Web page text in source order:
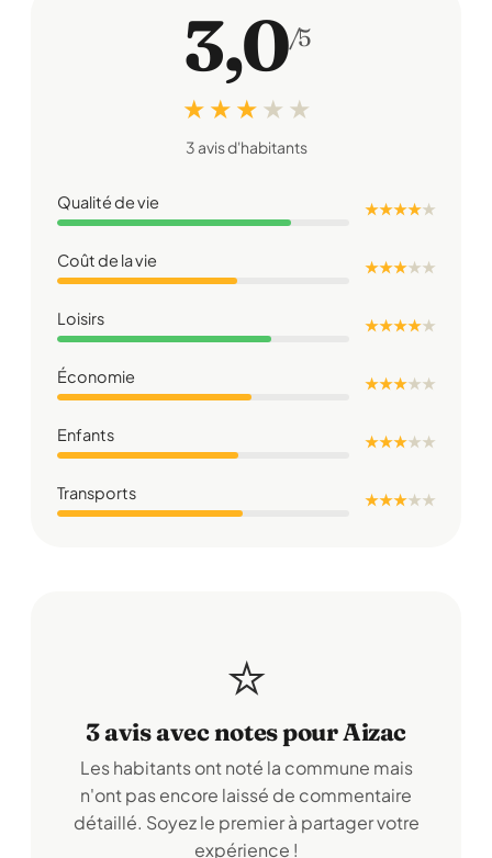
3,0/5
★ ★ ★ ★ ★
3 avis d'habitants
Qualité de vie ★ ★ ★ ★★
Coût de la vie ★ ★ ★★★
Loisirs ★ ★ ★ ★★
Économie ★ ★ ★★★
Enfants ★ ★ ★★★
Transports ★ ★ ★★★
⭐
3 avis avec notes pour Aizac
Les habitants ont noté la commune mais
n'ont pas encore laissé de commentaire
détaillé. Soyez le premier à partager votre
expérience !